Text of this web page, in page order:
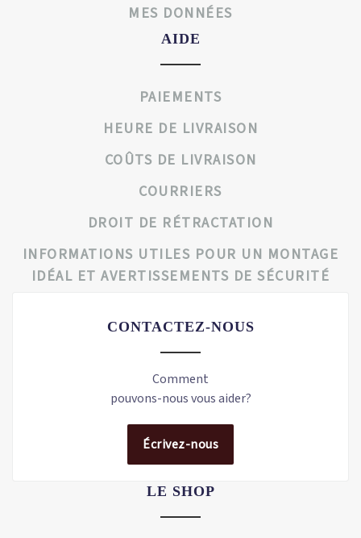
MES DONNÉES
AIDE
PAIEMENTS
HEURE DE LIVRAISON
COÛTS DE LIVRAISON
COURRIERS
DROIT DE RÉTRACTATION
INFORMATIONS UTILES POUR UN MONTAGE
IDÉAL ET AVERTISSEMENTS DE SÉCURITÉ
CONTACTEZ-NOUS
Comment
pouvons-nous vous aider?
Écrivez-nous
LE SHOP